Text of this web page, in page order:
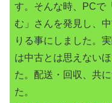
す。そんな時、PCで
む」さんを発見し、
りる事にしました。
は中古とは思えない
た。配送・回収、共
た。